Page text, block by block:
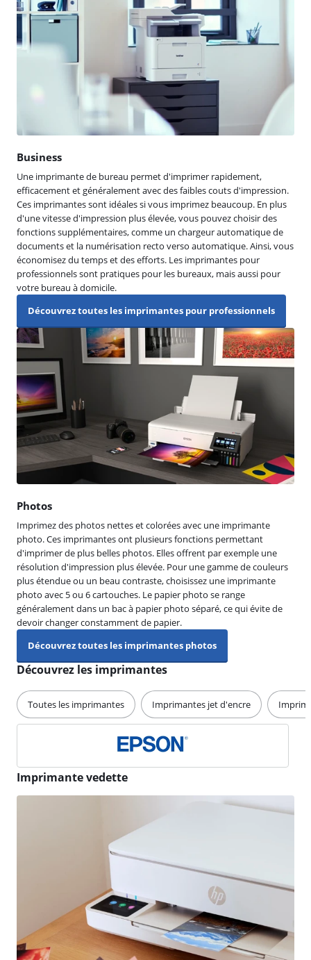
Business
Une imprimante de bureau permet d'imprimer rapidement,
efficacement et généralement avec des faibles couts d'impression.
Ces imprimantes sont idéales si vous imprimez beaucoup. En plus
d'une vitesse d'impression plus élevée, vous pouvez choisir des
fonctions supplémentaires, comme un chargeur automatique de
documents et la numérisation recto verso automatique. Ainsi, vous
économisez du temps et des efforts. Les imprimantes pour
professionnels sont pratiques pour les bureaux, mais aussi pour
votre bureau à domicile.
Découvrez toutes les imprimantes pour professionnels
Photos
Imprimez des photos nettes et colorées avec une imprimante
photo. Ces imprimantes ont plusieurs fonctions permettant
d'imprimer de plus belles photos. Elles offrent par exemple une
résolution d'impression plus élevée. Pour une gamme de couleurs
plus étendue ou un beau contraste, choisissez une imprimante
photo avec 5 ou 6 cartouches. Le papier photo se range
généralement dans un bac à papier photo séparé, ce qui évite de
devoir changer constamment de papier.
Découvrez toutes les imprimantes photos
Découvrez les imprimantes
Toutes les imprimantes Imprimantes jet d'encre
Imprimante vedette